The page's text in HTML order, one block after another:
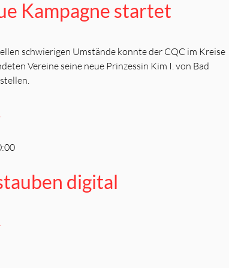
Kampagne startet
schwierigen Umstände konnte der CQC im Kreise
Vereine seine neue Prinzessin Kim I. von Bad
Kampagne
digital